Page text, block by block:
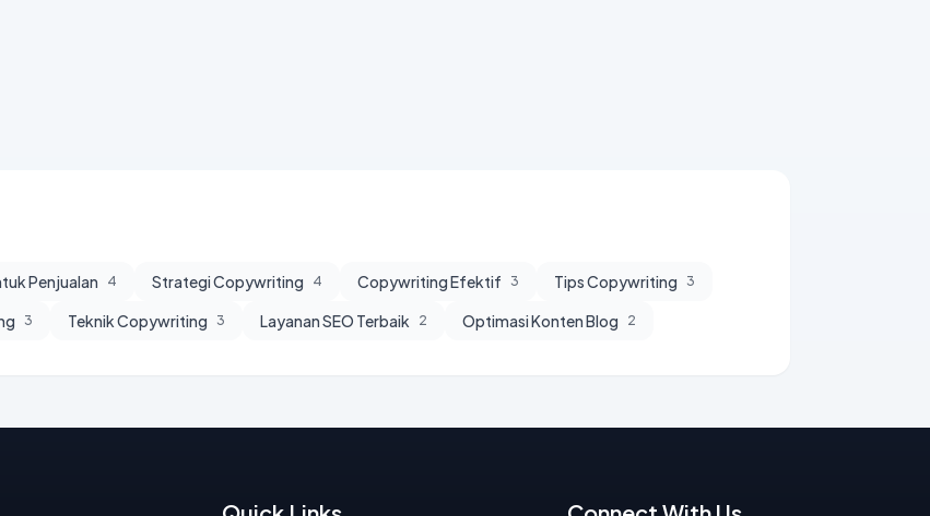
Penjualan 4 Strategi Copywriting 4 Copywriting Efektif 3 Tips Copywriting 3
3 Teknik Copywriting 3 Layanan SEO Terbaik 2 Optimasi Konten Blog 2